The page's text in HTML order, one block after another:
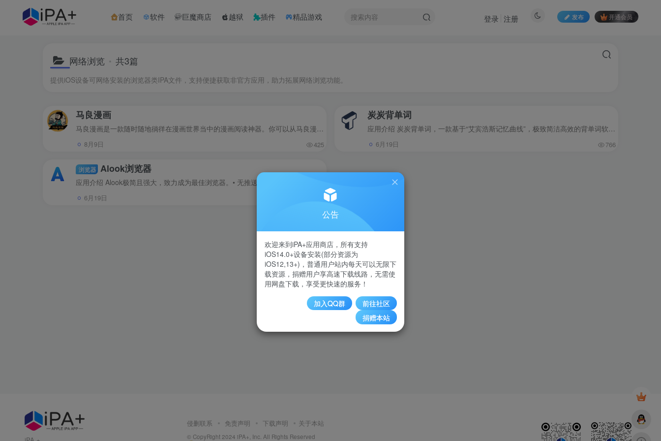
首页 软件 巨魔商店 越狱 插件 精品游戏 发布 开通会员
登录 注册
网络浏览 共3篇
提供iOS设备可网络安装的浏览器类IPA文件，支持便捷获取非官方应用，助力拓展网络浏览功能。
马良漫画
马良漫画是一款随时随地徜徉在漫画世界当中的漫画阅读神器。你可以从马良漫画app官方版中找到各种类型的优质漫画资源，不管是国内的还是国外的漫画全都有。打开马良漫画最新版直接搜索想看的漫...
8月9日 425
炭炭背单词
应用介绍 炭炭背单词，一款基于“艾宾浩斯记忆曲线”，极致简洁高效的背单词软件。– 上线一年，全平台累计下载破三百万– 荣登 App Store 教育付费榜 No.1，多次获得华为、OPPO 等应用市场官方...
6月19日 766
浏览器 Alook浏览器
6月19日 2352
侵删联系 免责声明 下载声明 关于本站
© CopyRight 2024 iPA+, Inc. All Rights Reserved
公告
欢迎来到iPA+应用商店，所有支持
iOS14.0+设备安装(部分资源为
iOS12,13+)，普通用户站内每天可以无限下
载资源，捐赠用户享高速下载线路，无需使
用网盘下载，享受更快速的服务！
加入QQ群
前往社区
捐赠本站